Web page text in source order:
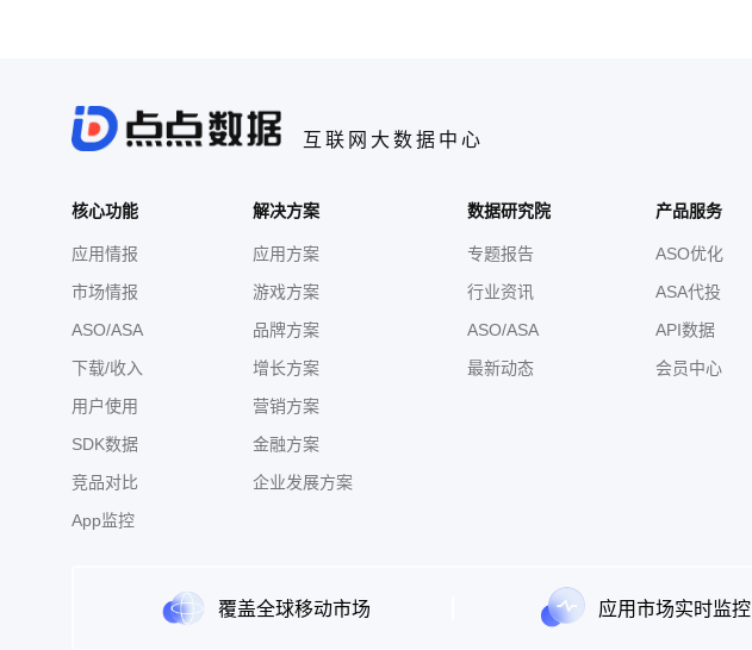
互联网大数据中心
核心功能
应用情报
市场情报
ASO/ASA
下载/收入
用户使用
SDK数据
竞品对比
App监控
解决方案
应用方案
游戏方案
品牌方案
增长方案
营销方案
金融方案
企业发展方案
数据研究院
专题报告
行业资讯
ASO/ASA
最新动态
产品服务
ASO优化
ASA代投
API数据
会员中心
覆盖全球移动市场 应用市场实时监控